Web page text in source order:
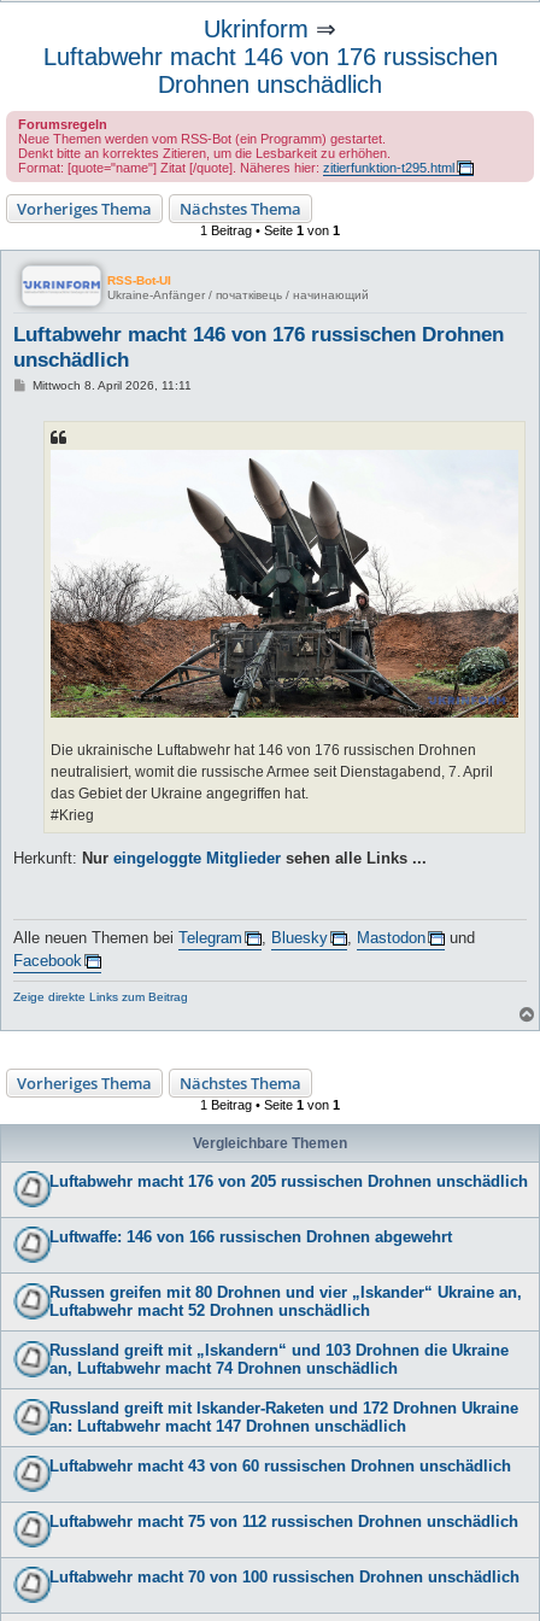
Ukrinform ⇒
Luftabwehr macht 146 von 176 russischen
Drohnen unschädlich
Forumsregeln
Neue Themen werden vom RSS-Bot (ein Programm) gestartet.
Denkt bitte an korrektes Zitieren, um die Lesbarkeit zu erhöhen.
Format: [quote="name"] Zitat [/quote]. Näheres hier: zitierfunktion-t295.html
Vorheriges Thema Nächstes Thema
1 Beitrag • Seite 1 von 1
RSS-Bot-UI
Ukraine-Anfänger / початківець / начинающий
Luftabwehr macht 146 von 176 russischen Drohnen
unschädlich
BMittwoch 8. April 2026, 11:11
Die ukrainische Luftabwehr hat 146 von 176 russischen Drohnen
neutralisiert, womit die russische Armee seit Dienstagabend, 7. April
das Gebiet der Ukraine angegriffen hat.
#Krieg
Herkunft: Nur eingeloggte Mitglieder sehen alle Links ...
Alle neuen Themen bei Telegram , Bluesky , Mastodon
und
Facebook
Zeige direkte Links zum Beitrag
Vorheriges Thema Nächstes Thema
1 Beitrag • Seite 1 von 1
Vergleichbare Themen
Luftabwehr macht 176 von 205 russischen Drohnen unschädlich
Luftwaffe: 146 von 166 russischen Drohnen abgewehrt
Russen greifen mit 80 Drohnen und vier „Iskander“ Ukraine an,
Luftabwehr macht 52 Drohnen unschädlich
Russland greift mit „Iskandern“ und 103 Drohnen die Ukraine
an, Luftabwehr macht 74 Drohnen unschädlich
Russland greift mit Iskander-Raketen und 172 Drohnen Ukraine
an: Luftabwehr macht 147 Drohnen unschädlich
Luftabwehr macht 43 von 60 russischen Drohnen unschädlich
Luftabwehr macht 75 von 112 russischen Drohnen unschädlich
Luftabwehr macht 70 von 100 russischen Drohnen unschädlich